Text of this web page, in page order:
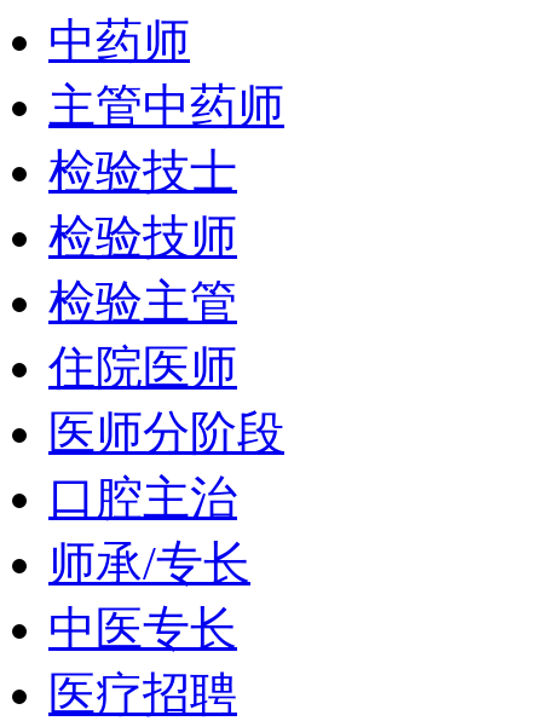
中药师
主管中药师
检验技士
检验技师
检验主管
住院医师
医师分阶段
口腔主治
师承/专长
中医专长
医疗招聘